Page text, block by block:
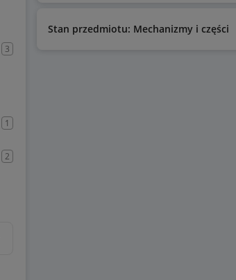
3
1
2
Stan przedmiotu: Mechanizmy i części